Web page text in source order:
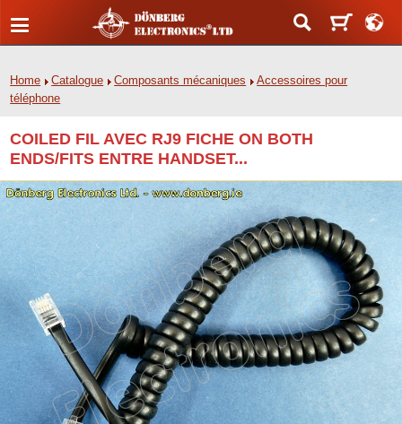
Home Catalogue Composants mécaniques
Accessoires pour
téléphone
COILED FIL AVEC RJ9 FICHE ON BOTH
ENDS/FITS ENTRE HANDSET...